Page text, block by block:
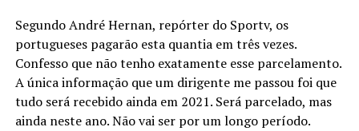
Segundo André Hernan, repórter do Sportv, os
portugueses pagarão esta quantia em três vezes.
Confesso que não tenho exatamente esse parcelamento.
A única informação que um dirigente me passou foi que
tudo será recebido ainda em 2021. Será parcelado, mas
ainda neste ano. Não vai ser por um longo período.